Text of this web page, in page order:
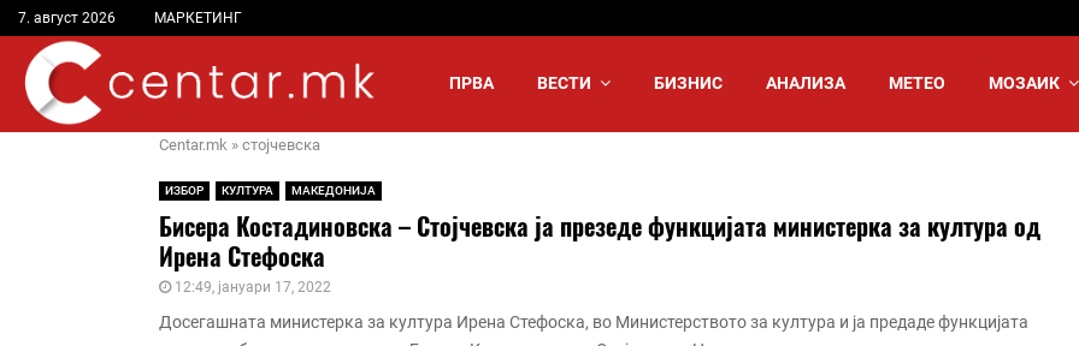
7. август 2026 МАРКЕТИНГ
ПРВА ВЕСТИ БИЗНИС АНАЛИЗА МЕТЕО МОЗАИК
Centar.mk » стојчевска
ИЗБОР КУЛТУРА МАКЕДОНИЈА
Бисера Костадиновска – Стојчевска ја презеде функцијата министерка за култура од
Ирена Стефоска
12:49, јануари 17, 2022
Досегашната министерка за култура Ирена Стефоска, во Министерството за култура и ја предаде функцијата